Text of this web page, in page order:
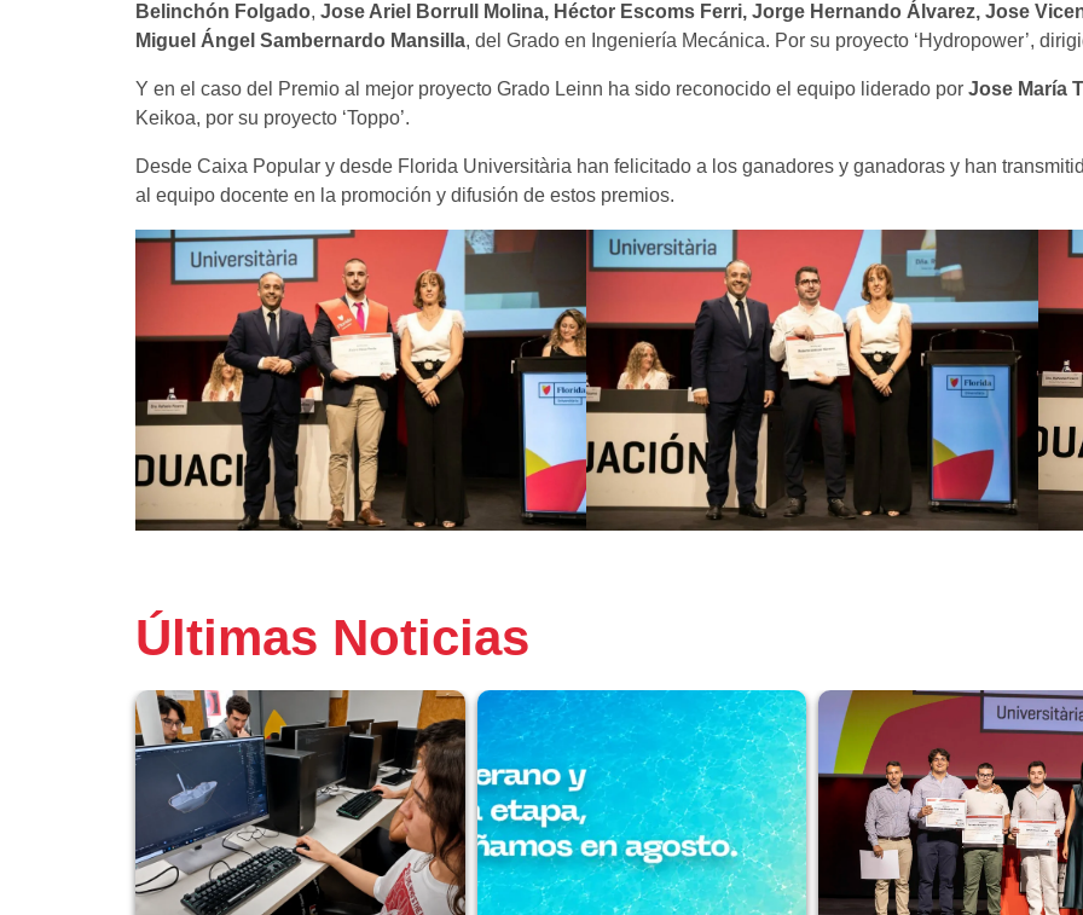
Belinchón Folgado, Jose Ariel Borrull Molina, Héctor Escoms Ferri, Jorge Hernando Álvarez, Jose
Miguel Ángel Sambernardo Mansilla, del Grado en Ingeniería Mecánica. Por su proyecto ‘Hydropower’,
Y en el caso del Premio al mejor proyecto Grado Leinn ha sido reconocido el equipo liderado por Jose María
Keikoa, por su proyecto ‘Toppo’.
Desde Caixa Popular y desde Florida Universitària han felicitado a los ganadores y ganadoras y han
al equipo docente en la promoción y difusión de estos premios.
Últimas Noticias